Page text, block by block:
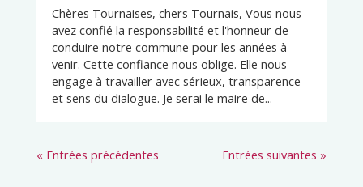
Chères Tournaises, chers Tournais, Vous nous
avez confié la responsabilité et l'honneur de
conduire notre commune pour les années à
venir. Cette confiance nous oblige. Elle nous
engage à travailler avec sérieux, transparence
et sens du dialogue. Je serai le maire de...
« Entrées précédentes Entrées suivantes »